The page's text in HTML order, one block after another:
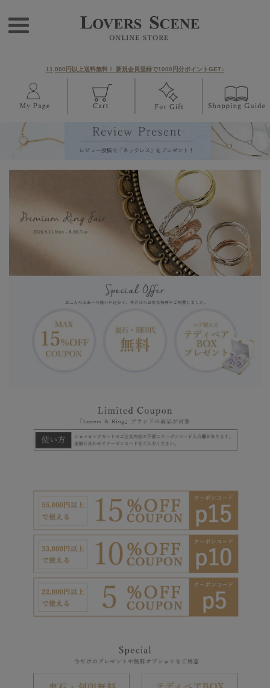
11,000円以上送料無料！ 新規会員登録で1000円分ポイントGET♪